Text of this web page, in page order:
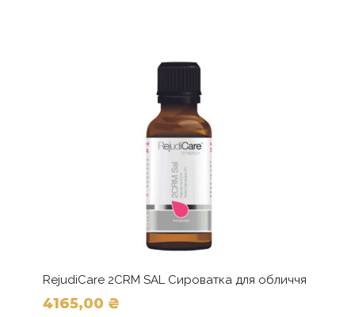
RejudiCare 2CRM SAL Сироватка для обличчя
4165,00 ₴